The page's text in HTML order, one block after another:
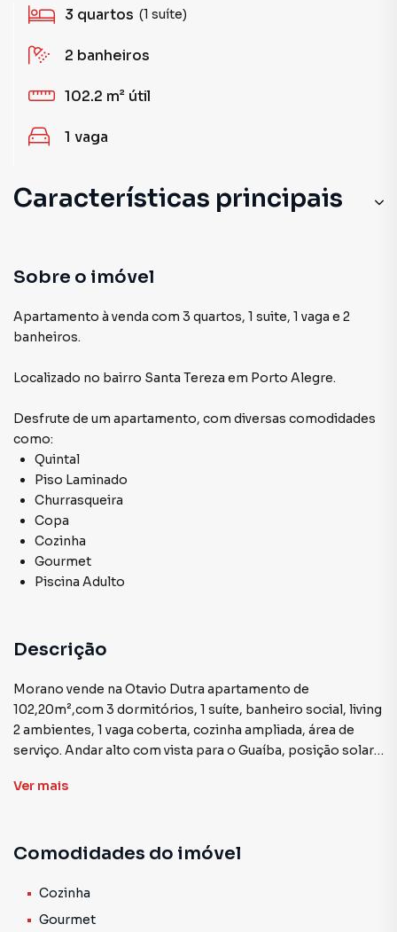
3 quartos (1 suíte)
2 banheiros
102.2 m² útil
1 vaga
Características principais
Sobre o imóvel
Apartamento à venda com 3 quartos, 1 suite, 1 vaga e 2
banheiros.
Localizado no bairro Santa Tereza em Porto Alegre.
Desfrute de um apartamento, com diversas comodidades
como:
Quintal
Piso Laminado
Churrasqueira
Copa
Cozinha
Gourmet
Piscina Adulto
Descrição
Morano vende na Otavio Dutra apartamento de
102,20m²,com 3 dormitórios, 1 suíte, banheiro social, living
2 ambientes, 1 vaga coberta, cozinha ampliada, área de
serviço. Andar alto com vista para o Guaíba, posição solar
estrutura, possui portaria presencial 24 horas, piscina
entre a Av. Praia de Belas e Silveiro, próximo ao Parque
Shopping Praia de Belas, Bairro Menino Deus, farmácias,
academias, escolas infantis, restaurantes, comércio em
Ver mais
Comodidades do imóvel
Cozinha
Gourmet